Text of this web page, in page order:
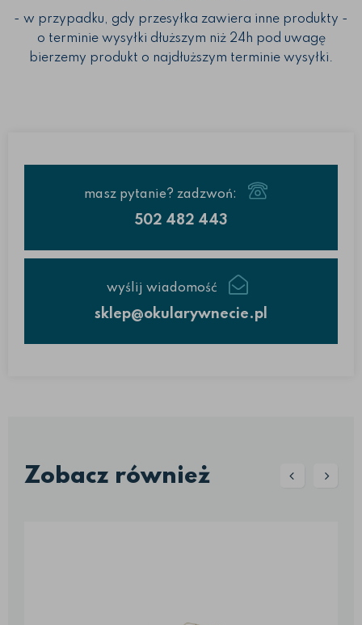
- w przypadku, gdy przesyłka zawiera inne produkty -
o terminie wysyłki dłuższym niż 24h pod uwagę
bierzemy produkt o najdłuższym terminie wysyłki.
masz pytanie? zadzwoń:
502 482 443
wyślij wiadomość
sklep@okularywnecie.pl
Zobacz również